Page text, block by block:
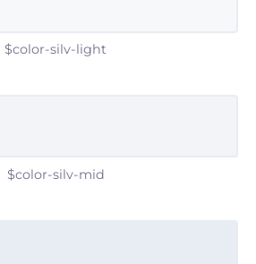
$color-silv-light
$color-silv-mid